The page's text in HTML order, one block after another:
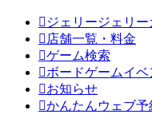
ジェリージェリ
店舗一覧・料金
ゲーム検索
ボードゲームイベ
お知らせ
かんたんウェブ予